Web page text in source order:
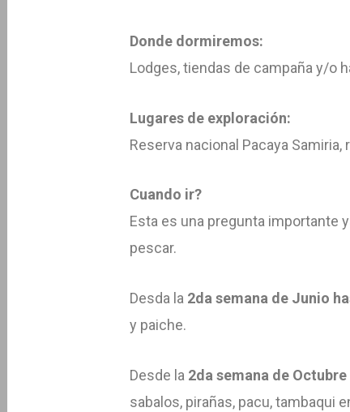
Donde dormiremos:
Lodges, tiendas de campaña y/o
Lugares de exploración:
Reserva nacional Pacaya Samiria,
Cuando ir?
Esta es una pregunta importante
pescar.
Desda la 2da semana de Junio
y paiche.
Desde la 2da semana de
sabalos, pirañas, pacu, tambaqui